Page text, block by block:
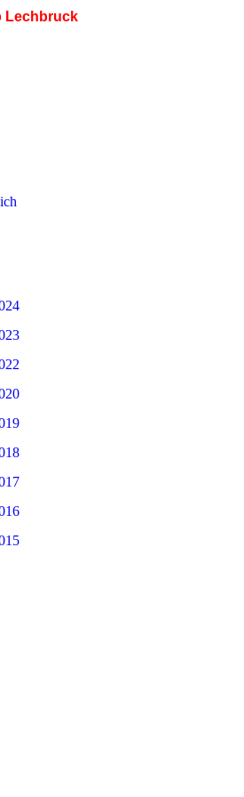
Lechbruck
am See